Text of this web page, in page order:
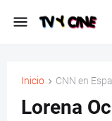
Inicio CNN en
Lorena